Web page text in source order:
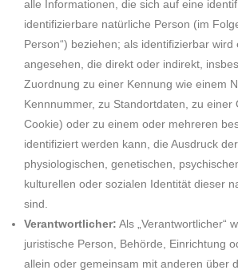
alle Informationen, die sich auf eine
identifizierbare natürliche Person (im
Person“) beziehen; als identifizierbar
angesehen, die direkt oder indirekt,
Zuordnung zu einer Kennung wie einem
Kennnummer, zu Standortdaten, zu einer
Cookie) oder zu einem oder mehreren
identifiziert werden kann, die Ausdruck
physiologischen, genetischen,
kulturellen oder sozialen Identität dieser
sind.
Verantwortlicher: Als „Verantwortlicher“
juristische Person, Behörde, Einrichtung
allein oder gemeinsam mit anderen über